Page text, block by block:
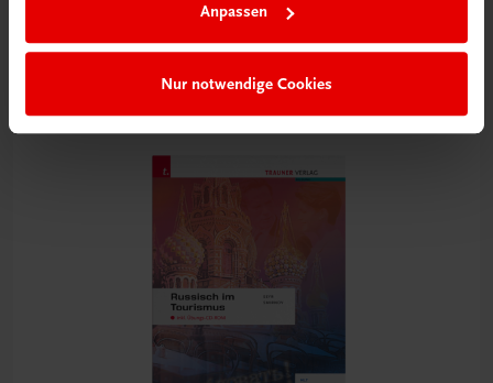
Anpassen
Nur notwendige Cookies
€ 21,14